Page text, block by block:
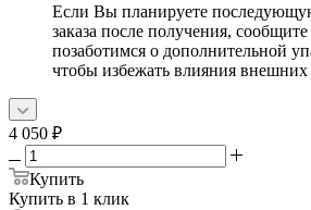
Если Вы планируете
заказа после получения,
позаботимся о дополнительной
чтобы избежать влияния внешних
4 050 ₽
Купить
Купить в 1 клик